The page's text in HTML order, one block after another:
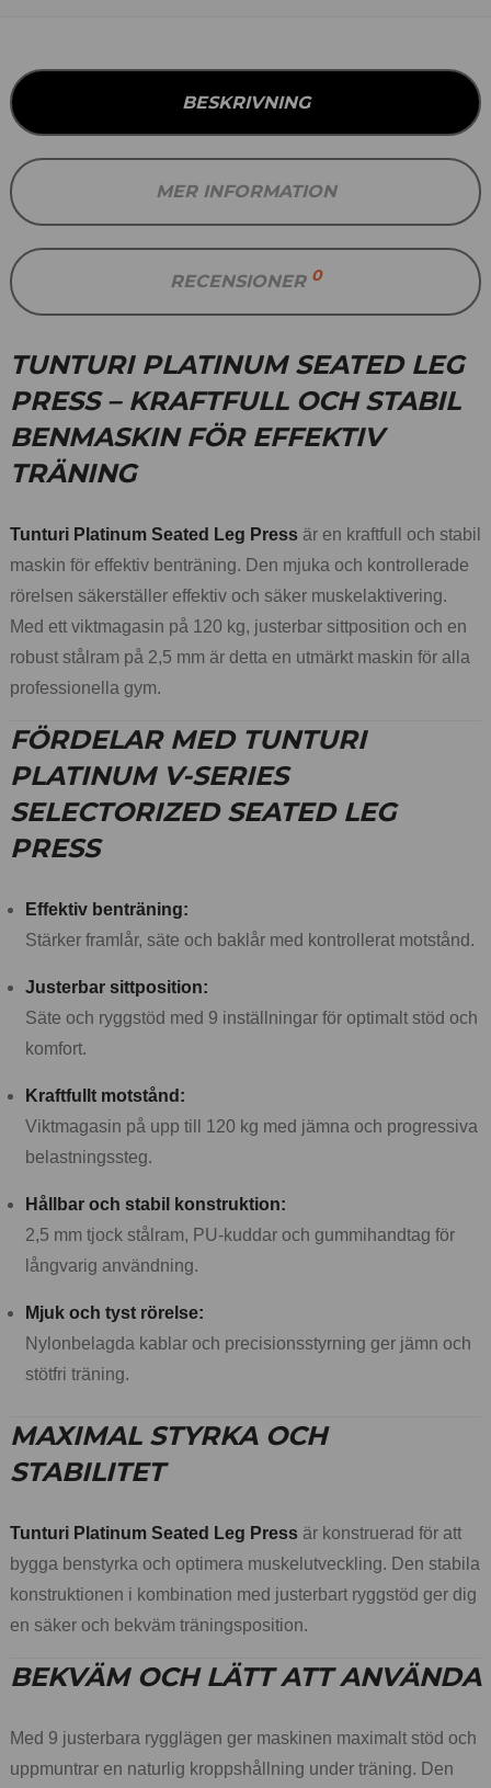
BESKRIVNING
MER INFORMATION
RECENSIONER 0
TUNTURI PLATINUM SEATED LEG
PRESS – KRAFTFULL OCH STABIL
BENMASKIN FÖR EFFEKTIV
TRÄNING
Tunturi Platinum Seated Leg Press är en kraftfull och stabil
maskin för effektiv benträning. Den mjuka och kontrollerade
rörelsen säkerställer effektiv och säker muskelaktivering.
Med ett viktmagasin på 120 kg, justerbar sittposition och en
robust stålram på 2,5 mm är detta en utmärkt maskin för alla
professionella gym.
FÖRDELAR MED TUNTURI
PLATINUM V-SERIES
SELECTORIZED SEATED LEG
PRESS
Effektiv benträning:
Stärker framlår, säte och baklår med kontrollerat motstånd.
Justerbar sittposition:
Säte och ryggstöd med 9 inställningar för optimalt stöd och
komfort.
Kraftfullt motstånd:
Viktmagasin på upp till 120 kg med jämna och progressiva
belastningssteg.
Hållbar och stabil konstruktion:
2,5 mm tjock stålram, PU-kuddar och gummihandtag för
långvarig användning.
Mjuk och tyst rörelse:
Nylonbelagda kablar och precisionsstyrning ger jämn och
stötfri träning.
MAXIMAL STYRKA OCH
STABILITET
Tunturi Platinum Seated Leg Press är konstruerad för att
bygga benstyrka och optimera muskelutveckling. Den stabila
konstruktionen i kombination med justerbart ryggstöd ger dig
en säker och bekväm träningsposition.
BEKVÄM OCH LÄTT ATT ANVÄNDA
Med 9 justerbara rygglägen ger maskinen maximalt stöd och
uppmuntrar en naturlig kroppshållning under träning. Den